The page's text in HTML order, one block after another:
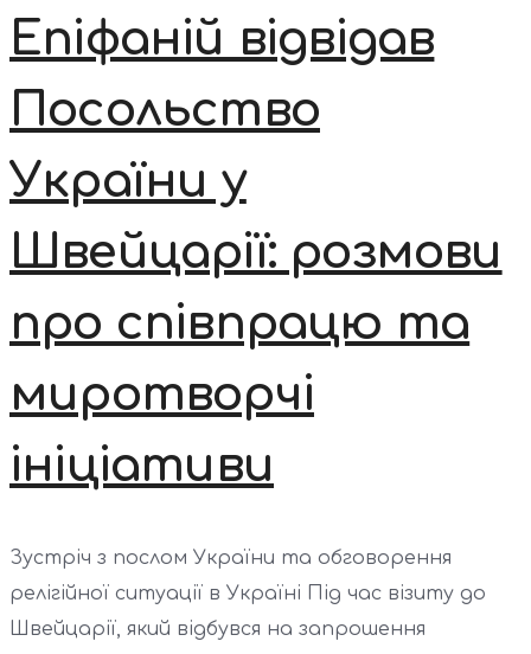
Епіфаній відвідав
Посольство
України у
Швейцарії: розмови
про співпрацю та
миротворчі
ініціативи
Зустріч з послом України та обговорення
релігійної ситуації в Україні Під час візиту до
Швейцарії, який відбувся на запрошення